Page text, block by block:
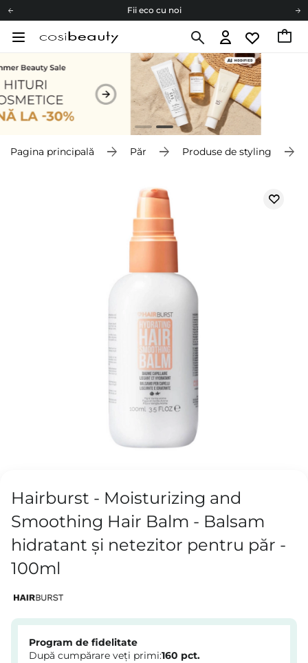
Fii eco cu noi
Fii eco cu noi
Pagina principală Păr Produse de styling
Hairburst - Moisturizing and
Smoothing Hair Balm - Balsam
hidratant și netezitor pentru păr -
100ml
Program de fidelitate
După cumpărare veți primi:160 pct.